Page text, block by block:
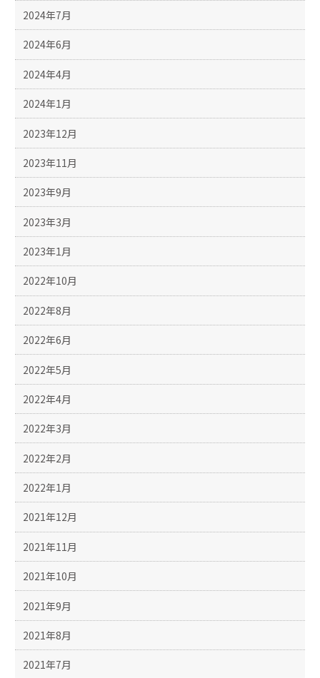
2024年7月
2024年6月
2024年4月
2024年1月
2023年12月
2023年11月
2023年9月
2023年3月
2023年1月
2022年10月
2022年8月
2022年6月
2022年5月
2022年4月
2022年3月
2022年2月
2022年1月
2021年12月
2021年11月
2021年10月
2021年9月
2021年8月
2021年7月